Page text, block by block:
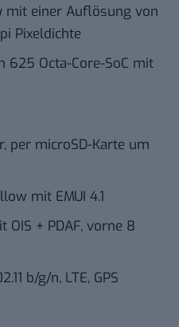
mit einer Auflösung von
Pixeldichte
625 Octa-Core-SoC mit
per microSD-Karte um
mit EMUI 4.1
OIS + PDAF, vorne 8
b/g/n, LTE, GPS